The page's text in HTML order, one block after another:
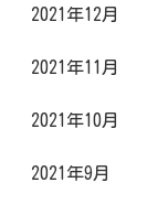
2021年12月
2021年11月
2021年10月
2021年9月